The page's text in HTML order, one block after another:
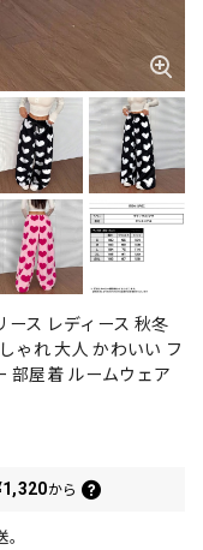
ース レディース 秋冬
ゃれ 大人 かわいい フ
部屋着 ルームウェア
から